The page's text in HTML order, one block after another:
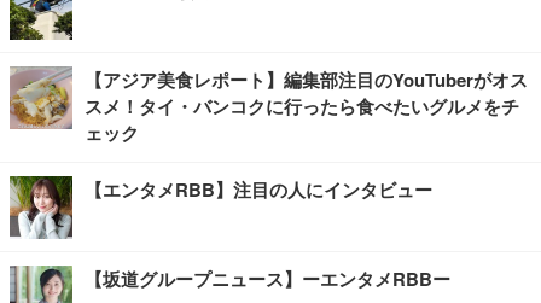
【アジア美食レポート】編集部注目のYouTuberがオス
スメ！タイ・バンコクに行ったら食べたいグルメをチ
ェック
【エンタメRBB】注目の人にインタビュー
【坂道グループニュース】ーエンタメRBBー